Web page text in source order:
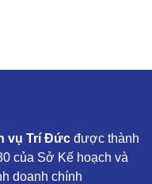
vụ Trí Đức được thành
của Sở Kế hoạch và
doanh chính